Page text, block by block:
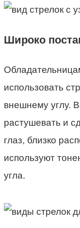
Широко
использовать
внешнему углу.
растушевать и
глаз, близко
используют
угла.